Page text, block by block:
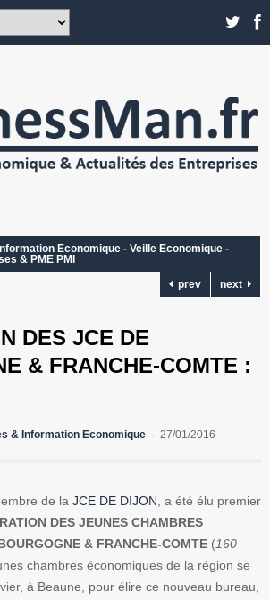
Economique - Veille Economique -
& PME PMI
prev
next
DES JCE DE
& FRANCHE-COMTE :
& Information Economique 27/01/2016
de la JCE DE DIJON, a été élu premier
DES JEUNES CHAMBRES
& FRANCHE-COMTE (160
chambres économiques de la région se
à Beaune, pour élire ce nouveau bureau,